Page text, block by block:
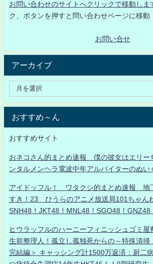
お問い合わせのサイトへクリックで移動しま
ク、ボタンを押すと問い合わせページに移動
お問い合せ
アーカイブ
おすすめ～ん
おすすめサイト
おネコさん的まとめ速報 僕の彼女はエリー
ンタルメンヘラ電波中年アルバイターのぬい
アイドッフル！ ワタクシ的まとめ速報 地
すき！23 ひうらのアニメ放送局101ちゃん
SNH48！JKT48！MNL48！SGO48！GNZ48
ヒウラッフルのハーニーフィニッシュゴミ屋
生前整理人！孤立し孤独死からの～特殊清掃
完結編＞ キャッシング計1500万返済：厨二